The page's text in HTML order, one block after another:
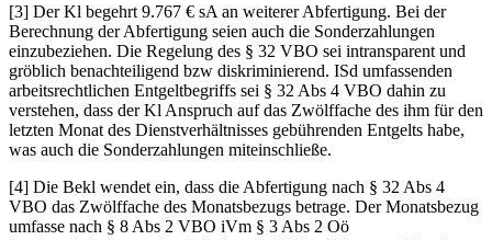
[3] Der Kl begehrt 9.767 € sA an weiterer Abfertigung. Bei der
Berechnung der Abfertigung seien auch die Sonderzahlungen
einzubeziehen. Die Regelung des § 32 VBO sei intransparent und
gröblich benachteiligend bzw diskriminierend. ISd umfassenden
arbeitsrechtlichen Entgeltbegriffs sei § 32 Abs 4 VBO dahin zu
verstehen, dass der Kl Anspruch auf das Zwölffache des ihm für den
letzten Monat des Dienstverhältnisses gebührenden Entgelts habe,
was auch die Sonderzahlungen miteinschließe.
[4] Die Bekl wendet ein, dass die Abfertigung nach § 32 Abs 4
VBO das Zwölffache des Monatsbezugs betrage. Der Monatsbezug
umfasse nach § 8 Abs 2 VBO iVm § 3 Abs 2 Oö